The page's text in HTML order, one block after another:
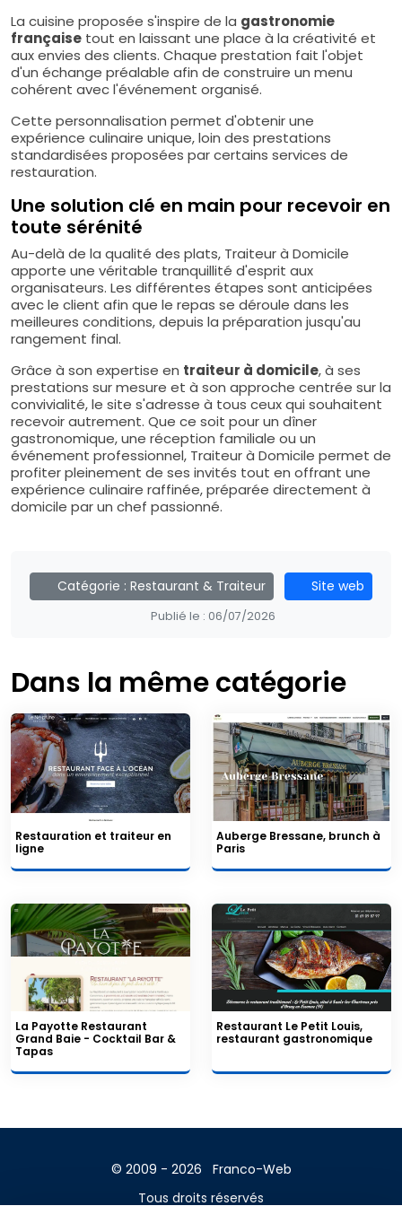
La cuisine proposée s'inspire de la gastronomie
française tout en laissant une place à la créativité et
aux envies des clients. Chaque prestation fait l'objet
d'un échange préalable afin de construire un menu
cohérent avec l'événement organisé.
Cette personnalisation permet d'obtenir une
expérience culinaire unique, loin des prestations
standardisées proposées par certains services de
restauration.
Une solution clé en main pour recevoir en
toute sérénité
Au-delà de la qualité des plats, Traiteur à Domicile
apporte une véritable tranquillité d'esprit aux
organisateurs. Les différentes étapes sont anticipées
avec le client afin que le repas se déroule dans les
meilleures conditions, depuis la préparation jusqu'au
rangement final.
Grâce à son expertise en traiteur à domicile, à ses
prestations sur mesure et à son approche centrée sur la
convivialité, le site s'adresse à tous ceux qui souhaitent
recevoir autrement. Que ce soit pour un dîner
gastronomique, une réception familiale ou un
événement professionnel, Traiteur à Domicile permet de
profiter pleinement de ses invités tout en offrant une
expérience culinaire raffinée, préparée directement à
domicile par un chef passionné.
Catégorie : Restaurant & Traiteur Site web
Publié le : 06/07/2026
Dans la même catégorie
Restauration et traiteur en
ligne
Auberge Bressane, brunch à
Paris
La Payotte Restaurant
Grand Baie - Cocktail Bar &
Tapas
Restaurant Le Petit Louis,
restaurant gastronomique
© 2009 - 2026
Franco-Web
Tous droits réservés